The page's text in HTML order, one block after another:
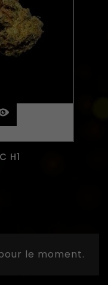
H1
le moment.